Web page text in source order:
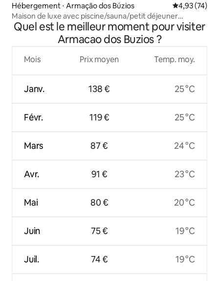
Hébergement ⋅ Armação dos Búzios Évaluation
4,93 (74)
Maison de luxe avec piscine/sauna/petit déjeuner
quotidien - Geribá
Quel est le meilleur moment pour visiter
Armacao dos Buzios ?
Mois
Janv.
Févr.
Mars
Avr.
Mai
Juin
Juil.
Prix moyen
138 €
119 €
87 €
91 €
80 €
75 €
74 €
Temp. moy.
25 °C
25 °C
24 °C
23 °C
20 °C
19 °C
19 °C